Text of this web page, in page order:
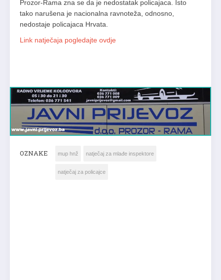
Prozor-Rama zna se da je nedostatak policajaca. Isto
tako narušena je nacionalna ravnoteža, odnosno,
nedostaje policajaca Hrvata.
Link natječaja pogledajte ovdje
OZNAKE mup hnž natječaj za mlađe inspektore
natječaj za policajce